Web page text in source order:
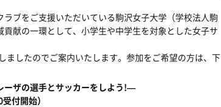
ブをご支援いただいている駒沢女子大学（学校法人駒
献の一環として、小学生や中学生を対象とした女子サ
したのでご案内いたします。参加をご希望の方は、下
ーザの選手とサッカーをしよう!―
付開始）